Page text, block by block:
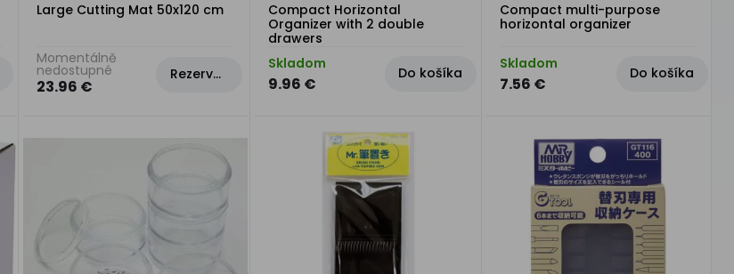
Large Cutting Mat 50x120 cm
Momentálně
nedostupné
23.96 €
Rezervovat
Compact Horizontal
Organizer with 2 double
drawers
Skladom
9.96 €
Do košíka
Compact multi-purpose
horizontal organizer
Skladom
7.56 €
Do košíka